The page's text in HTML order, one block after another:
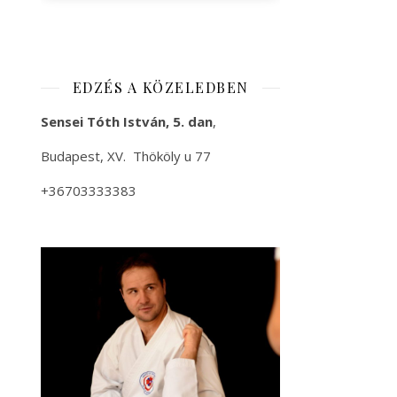
EDZÉS A KÖZELEDBEN
Sensei Tóth István, 5. dan,
Budapest, XV. Thököly u 77
+36703333383